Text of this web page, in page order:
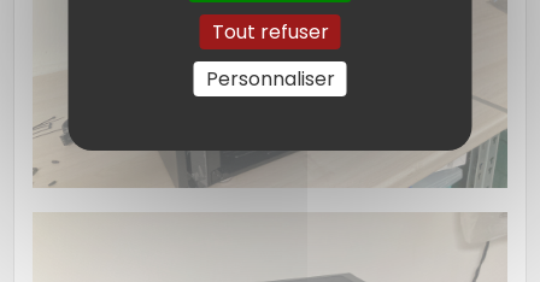
Tout refuser
Personnaliser